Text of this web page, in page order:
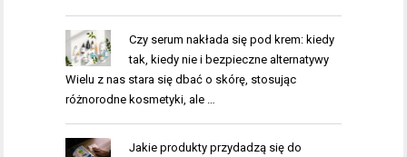
Czy serum nakłada się pod krem: kiedy
tak, kiedy nie i bezpieczne alternatywy
Wielu z nas stara się dbać o skórę, stosując
różnorodne kosmetyki, ale …
Jakie produkty przydadzą się do